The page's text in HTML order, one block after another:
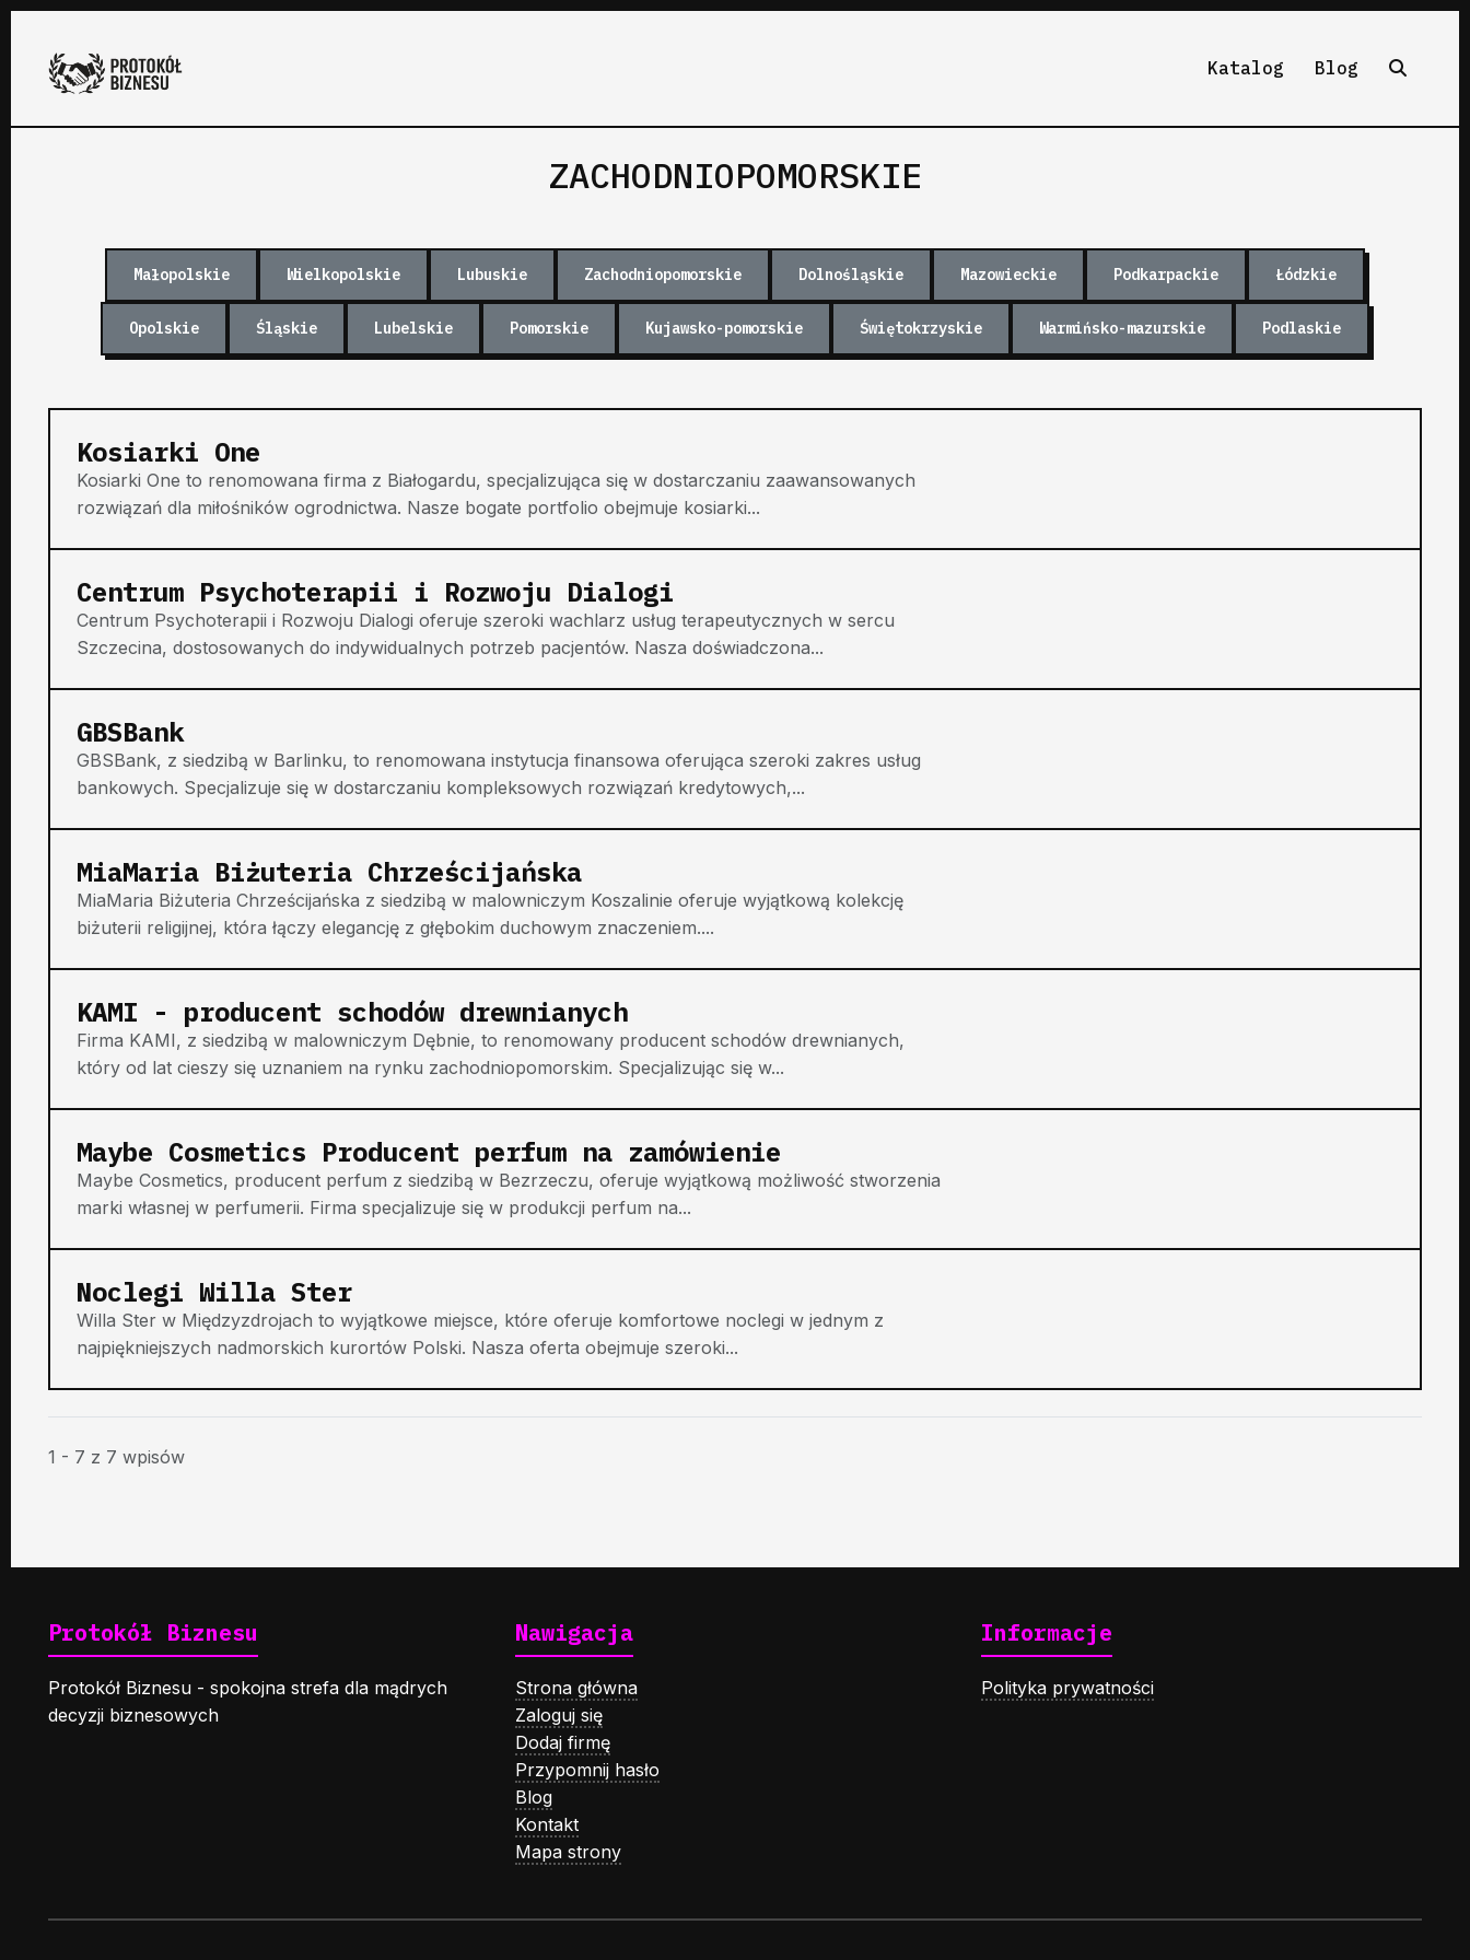
Katalog Blog
ZACHODNIOPOMORSKIE
Małopolskie Wielkopolskie Lubuskie Zachodniopomorskie Dolnośląskie Mazowieckie Podkarpackie Łódzkie
Opolskie Śląskie Lubelskie Pomorskie Kujawsko-pomorskie Świętokrzyskie Warmińsko-mazurskie Podlaskie
Kosiarki One
Kosiarki One to renomowana firma z Białogardu, specjalizująca się w dostarczaniu zaawansowanych
rozwiązań dla miłośników ogrodnictwa. Nasze bogate portfolio obejmuje kosiarki...
Centrum Psychoterapii i Rozwoju Dialogi
Centrum Psychoterapii i Rozwoju Dialogi oferuje szeroki wachlarz usług terapeutycznych w sercu
Szczecina, dostosowanych do indywidualnych potrzeb pacjentów. Nasza doświadczona...
GBSBank
GBSBank, z siedzibą w Barlinku, to renomowana instytucja finansowa oferująca szeroki zakres usług
bankowych. Specjalizuje się w dostarczaniu kompleksowych rozwiązań kredytowych,...
MiaMaria Biżuteria Chrześcijańska
MiaMaria Biżuteria Chrześcijańska z siedzibą w malowniczym Koszalinie oferuje wyjątkową kolekcję
biżuterii religijnej, która łączy elegancję z głębokim duchowym znaczeniem....
KAMI - producent schodów drewnianych
Firma KAMI, z siedzibą w malowniczym Dębnie, to renomowany producent schodów drewnianych,
który od lat cieszy się uznaniem na rynku zachodniopomorskim. Specjalizując się w...
Maybe Cosmetics Producent perfum na zamówienie
Maybe Cosmetics, producent perfum z siedzibą w Bezrzeczu, oferuje wyjątkową możliwość stworzenia
marki własnej w perfumerii. Firma specjalizuje się w produkcji perfum na...
Noclegi Willa Ster
Willa Ster w Międzyzdrojach to wyjątkowe miejsce, które oferuje komfortowe noclegi w jednym z
najpiękniejszych nadmorskich kurortów Polski. Nasza oferta obejmuje szeroki...
1 - 7 z 7 wpisów
Protokół Biznesu
Protokół Biznesu - spokojna strefa dla mądrych
decyzji biznesowych
Nawigacja
Strona główna
Zaloguj się
Dodaj firmę
Przypomnij hasło
Blog
Kontakt
Mapa strony
Informacje
Polityka prywatności